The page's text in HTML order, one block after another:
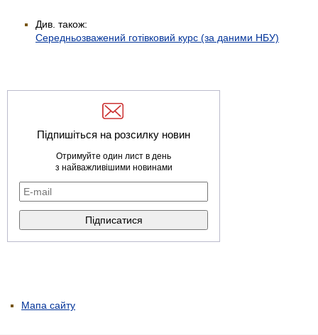
Див. також:
Середньозважений готівковий курс (за даними НБУ)
Підпишіться на розсилку новин
Отримуйте один лист в день
з найважливішими новинами
Мапа сайту